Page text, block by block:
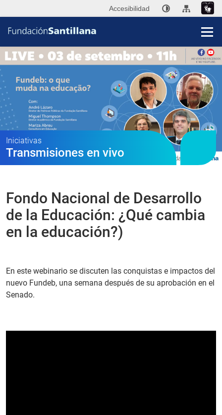
Accesibilidad
Iniciativas
Transmisiones en vivo
Fondo Nacional de Desarrollo
de la Educación: ¿Qué cambia
en la educación?)
En este webinario se discuten las conquistas e impactos del
nuevo Fundeb, una semana después de su aprobación en el
Senado.